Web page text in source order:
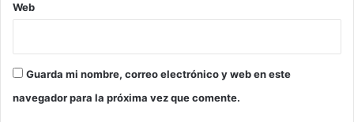
Web
Guarda mi nombre, correo electrónico y web en este
navegador para la próxima vez que comente.